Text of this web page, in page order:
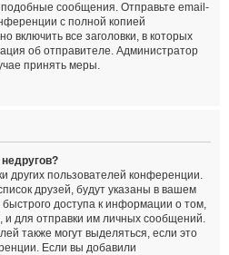
сообщения. Отправьте email-
с полной копией
включить все заголовки, в которых
об отправителе. Администратор
принять меры.
других пользователей конференции.
друзей, будут указаны в вашем
доступа к информации о том,
и для отправки им личных сообщений.
также могут выделяться, если это
Если вы добавили